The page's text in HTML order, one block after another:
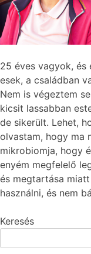
25 éves vagyok,
esek, a családban
Nem is végeztem
kicsit lassabban
de sikerült. Lehet,
olvastam, hogy ma
mikrobiomja, hogy
enyém megfelelő
és megtartása
használni, és nem
Keresés